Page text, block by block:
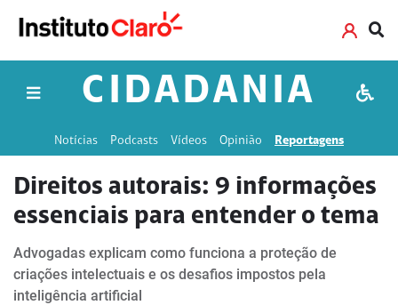
CIDADANIA
Notícias Podcasts Vídeos Opinião Reportagens
Direitos autorais: 9 informações
essenciais para entender o tema
Advogadas explicam como funciona a proteção de
criações intelectuais e os desafios impostos pela
inteligência artificial